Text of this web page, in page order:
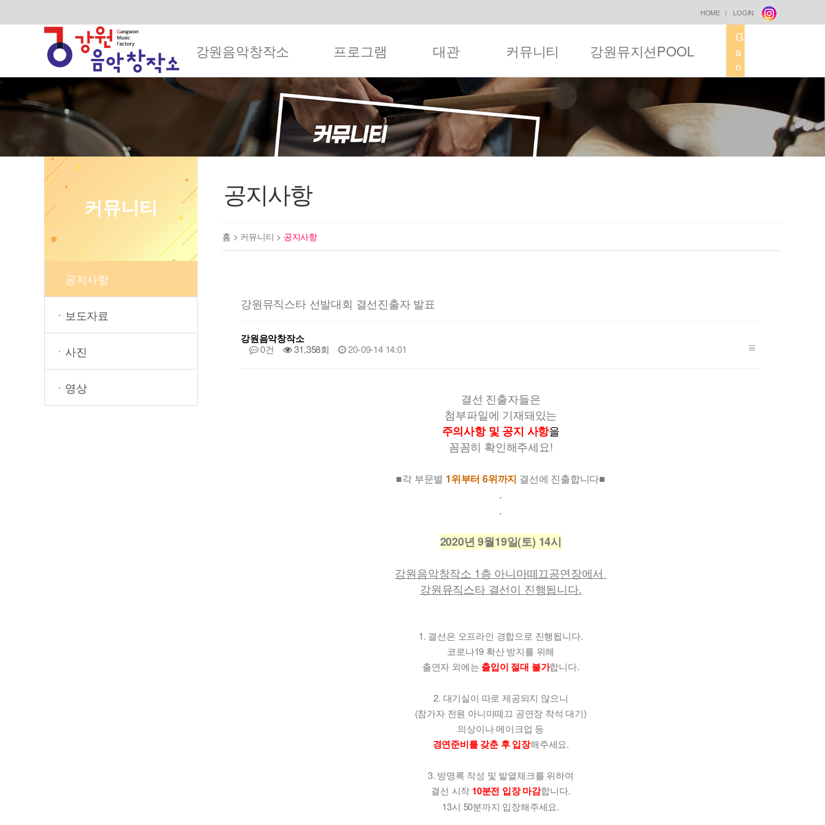
HOME | LOGIN
강원음악창작소 프로그램 대관 커뮤니티 강원뮤지션POOL
G
a
n
g
o
u
커뮤니티
ㆍ공지사항
ㆍ보도자료
ㆍ사진
ㆍ영상
공지사항
홈 > 커뮤니티 > 공지사항
강원뮤직스타 선발대회 결선진출자 발표
강원음악창작소
0건 31,358회 20-09-14 14:01
결선 진출자들은
첨부파일에 기재돼있는
주의사항 및 공지 사항을
꼼꼼히 확인해주세요!
■각 부문별 1위부터 6위까지 결선에 진출합니다■
.
.
2020년 9월19일(토) 14시
강원음악창작소 1층 아니마떼끄공연장에서
강원뮤직스타 결선이 진행됩니다.
1. 결선은 오프라인 경합으로 진행됩니다.
코로나19 확산 방지를 위해
출연자 외에는 출입이 절대 불가합니다.
2. 대기실이 따로 제공되지 않으니
(참가자 전원 아니마떼끄 공연장 착석 대기)
의상이나 메이크업 등
경연준비를 갖춘 후 입장해주세요.
3. 방명록 작성 및 발열체크를 위하여
결선 시작 10분전 입장 마감합니다.
13시 50분까지 입장해주세요.